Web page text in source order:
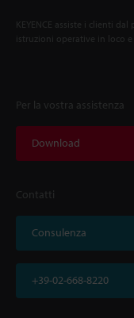
KEYENCE assiste i clienti
istruzioni operative in loco e
Per la vostra assistenza
Download
Contatti
Consulenza
+39-02-668-8220